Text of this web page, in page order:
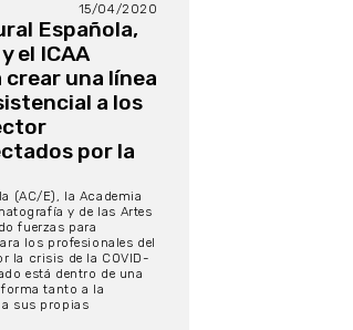
15/04/2020
Española,
el ICAA
una línea
a los
por la
(AC/E), la Academia
y de las Artes
fuerzas para
los profesionales del
la crisis de la COVID-
está dentro de una
tanto a la
sus propias